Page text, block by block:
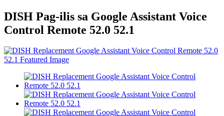
DISH Pag-ilis sa Google Assistant Voice
Control Remote 52.0 52.1